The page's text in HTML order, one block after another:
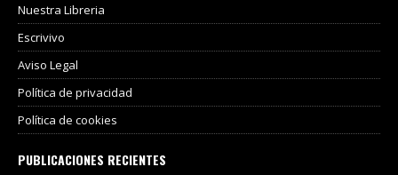
Nuestra Libreria
Escrivivo
Aviso Legal
Política de privacidad
Política de cookies
PUBLICACIONES RECIENTES